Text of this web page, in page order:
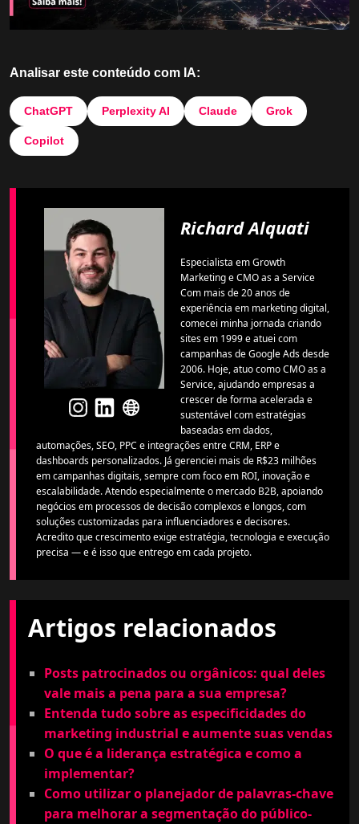
Analisar este conteúdo com IA:
ChatGPT Perplexity AI Claude Grok
Copilot
Richard Alquati
Especialista em Growth
Marketing e CMO as a Service
Com mais de 20 anos de
experiência em marketing digital,
comecei minha jornada criando
sites em 1999 e atuei com
campanhas de Google Ads desde
2006. Hoje, atuo como CMO as a
Service, ajudando empresas a
crescer de forma acelerada e
sustentável com estratégias
baseadas em dados,
automações, SEO, PPC e integrações entre CRM, ERP e
dashboards personalizados. Já gerenciei mais de R$23 milhões
em campanhas digitais, sempre com foco em ROI, inovação e
escalabilidade. Atendo especialmente o mercado B2B, apoiando
negócios em processos de decisão complexos e longos, com
soluções customizadas para influenciadores e decisores.
Acredito que crescimento exige estratégia, tecnologia e execução
precisa — e é isso que entrego em cada projeto.
Artigos relacionados
Posts patrocinados ou orgânicos: qual deles
vale mais a pena para a sua empresa?
Entenda tudo sobre as especificidades do
marketing industrial e aumente suas vendas
O que é a liderança estratégica e como a
implementar?
Como utilizar o planejador de palavras-chave
para melhorar a segmentação do público-